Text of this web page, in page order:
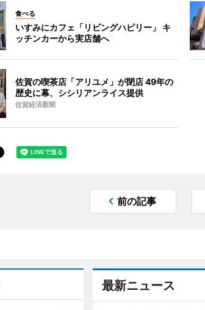
食べる
いすみにカフェ「リビングハピリー」 キ
ッチンカーから実店舗へ
佐賀の喫茶店「アリユメ」が閉店 49年の
歴史に幕、シシリアンライス提供
佐賀経済新聞
前の記事
最新ニュース